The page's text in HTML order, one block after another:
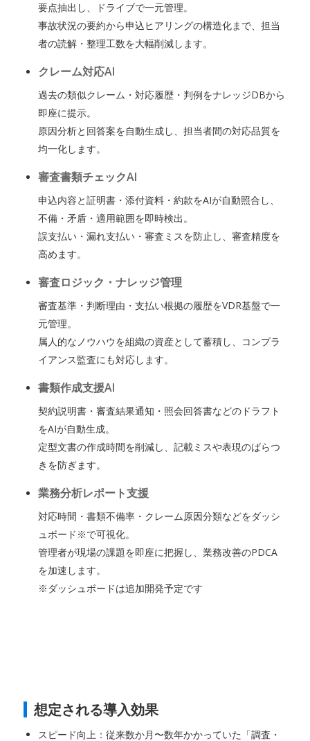
要点抽出し、ドライブで一元管理。
事故状況の要約から申込ヒアリングの構造化まで、担当
者の読解・整理工数を大幅削減します。
クレーム対応AI
過去の類似クレーム・対応履歴・判例をナレッジDBから
即座に提示。
原因分析と回答案を自動生成し、担当者間の対応品質を
均一化します。
審査書類チェックAI
申込内容と証明書・添付資料・約款をAIが自動照合し、
不備・矛盾・適用範囲を即時検出。
誤支払い・漏れ支払い・審査ミスを防止し、審査精度を
高めます。
審査ロジック・ナレッジ管理
審査基準・判断理由・支払い根拠の履歴をVDR基盤で一
元管理。
属人的なノウハウを組織の資産として蓄積し、コンプラ
イアンス監査にも対応します。
書類作成支援AI
契約説明書・審査結果通知・照会回答書などのドラフト
をAIが自動生成。
定型文書の作成時間を削減し、記載ミスや表現のばらつ
きを防ぎます。
業務分析レポート支援
対応時間・書類不備率・クレーム原因分類などをダッシ
ュボード※で可視化。
管理者が現場の課題を即座に把握し、業務改善のPDCA
を加速します。
※ダッシュボードは追加開発予定です
想定される導入効果
スピード向上：従来数か月〜数年かかっていた「調査・